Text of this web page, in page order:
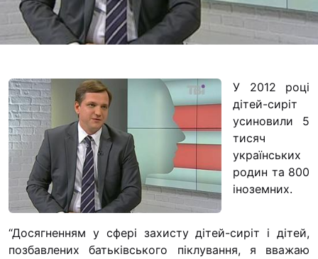
“Капеланчики”
Альтернатива
одна родина
Чемпіонат з міні-
“КОПА”
Як допомогти
Ми помолимося
З рук в руки
Підтримати сім’ю
Юричко
У 2012 році
дітей-сиріт
усиновили 5
тисяч
українських
родин та 800
іноземних.
“Досягненням у сфері захисту дітей-сиріт і дітей,
позбавлених батьківського піклування, я вважаю